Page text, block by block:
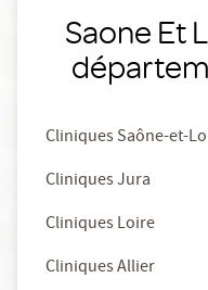
Saone Et
Cliniques Saône-et-
Cliniques Jura
Cliniques Loire
Cliniques Allier